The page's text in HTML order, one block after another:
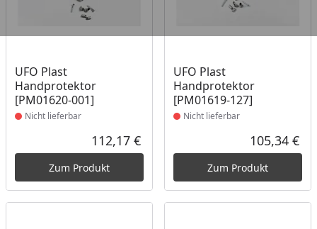
UFO Plast
Handprotektor
[PM01620-001]
Produkt nicht lieferbar
Nicht lieferbar
Aktueller Preis
112,17 €
Zum Produkt
UFO Plast
Handprotektor
[PM01619-127]
Produkt nicht lieferbar
Nicht lieferbar
105,34 €
Zum Produkt